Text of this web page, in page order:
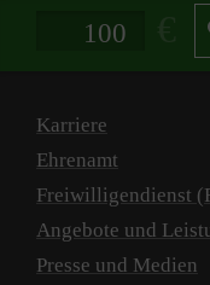
Spendenbetrag in
Karriere
Ehrenamt
Freiwilligendienst
Angebote und
Presse und Medien